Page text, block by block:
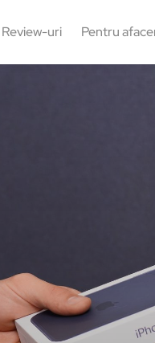
Review-uri Pentru